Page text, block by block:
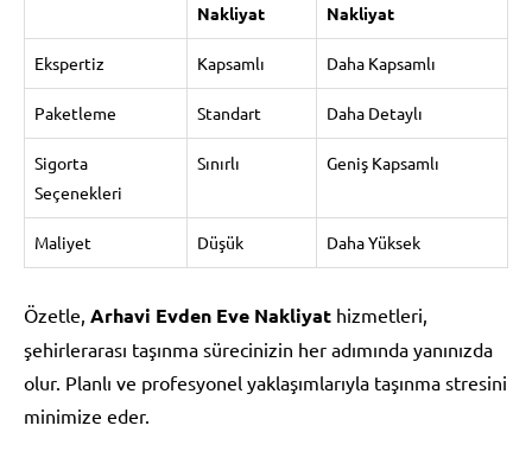
Nakliyat
Nakliyat
Ekspertiz Kapsamlı Daha Kapsamlı
Paketleme Standart Daha Detaylı
Sigorta
Seçenekleri
Sınırlı Geniş Kapsamlı
Maliyet Düşük Daha Yüksek
Özetle, Arhavi Evden Eve Nakliyat hizmetleri,
şehirlerarası taşınma sürecinizin her adımında yanınızda
olur. Planlı ve profesyonel yaklaşımlarıyla taşınma stresini
minimize eder.